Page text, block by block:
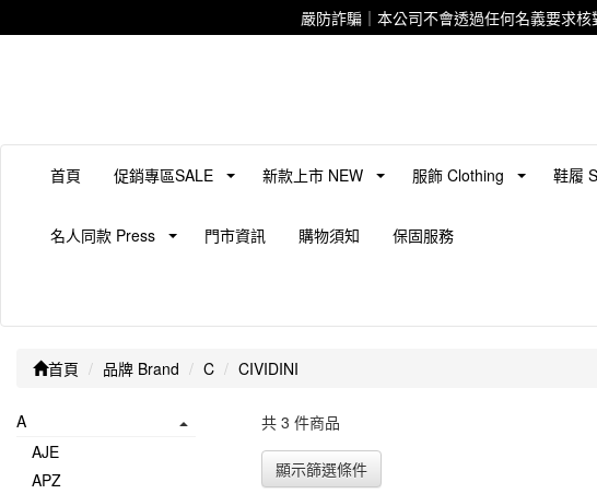
嚴防詐騙｜本公司不會透過任何名義要求
首頁 促銷專區SALE 新款上市 NEW 服飾 Clothing 鞋履
名人同款 Press 門市資訊 購物須知 保固服務
首頁 品牌 Brand C CIVIDINI
A
AJE
APZ
共 3 件商品
顯示篩選條件